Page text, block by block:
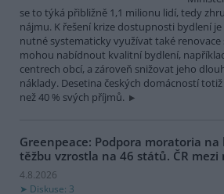
se to týká přibližně 1,1 milionu lidí, tedy
nájmu. K řešení krize dostupnosti bydlení
nutné systematicky využívat také renovace
mohou nabídnout kvalitní bydlení,
centrech obcí, a zároveň snižovat jeho
náklady. Desetina českých domácností
než 40 % svých příjmů.
Greenpeace: Podpora moratoria
těžbu vzrostla na 46 států. ČR
4.8.2026
Diskuse: 3